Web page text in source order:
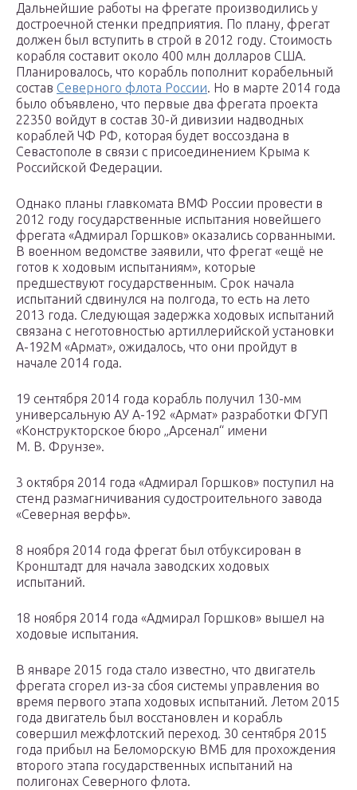
Дальнейшие работы на фрегате производились у
достроечной стенки предприятия. По плану, фрегат
должен был вступить в строй в 2012 году. Стоимость
корабля составит около 400 млн долларов США.
Планировалось, что корабль пополнит корабельный
состав Северного флота России. Но в марте 2014 года
было объявлено, что первые два фрегата проекта
22350 войдут в состав 30-й дивизии надводных
кораблей ЧФ РФ, которая будет воссоздана в
Севастополе в связи с присоединением Крыма к
Российской Федерации.
Однако планы главкомата ВМФ России провести в
2012 году государственные испытания новейшего
фрегата «Адмирал Горшков» оказались сорванными.
В военном ведомстве заявили, что фрегат «ещё не
готов к ходовым испытаниям», которые
предшествуют государственным. Срок начала
испытаний сдвинулся на полгода, то есть на лето
2013 года. Следующая задержка ходовых испытаний
связана с неготовностью артиллерийской установки
А-192М «Армат», ожидалось, что они пройдут в
начале 2014 года.
19 сентября 2014 года корабль получил 130-мм
универсальную АУ А-192 «Армат» разработки ФГУП
«Конструкторское бюро „Арсенал“ имени
М. В. Фрунзе».
3 октября 2014 года «Адмирал Горшков» поступил на
стенд размагничивания судостроительного завода
«Северная верфь».
8 ноября 2014 года фрегат был отбуксирован в
Кронштадт для начала заводских ходовых
испытаний.
18 ноября 2014 года «Адмирал Горшков» вышел на
ходовые испытания.
В январе 2015 года стало известно, что двигатель
фрегата сгорел из-за сбоя системы управления во
время первого этапа ходовых испытаний. Летом 2015
года двигатель был восстановлен и корабль
совершил межфлотский переход. 30 сентября 2015
года прибыл на Беломорскую ВМБ для прохождения
второго этапа государственных испытаний на
полигонах Северного флота.